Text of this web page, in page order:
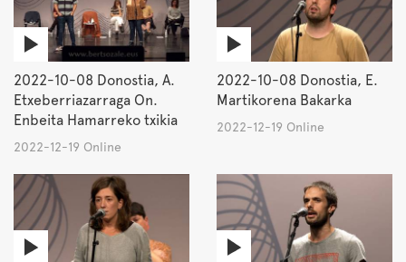
2022-10-08 Donostia, A.
Etxeberriazarraga On.
Enbeita Hamarreko txikia
2022-12-19 Online
2022-10-08 Donostia, E.
Martikorena Bakarka
2022-12-19 Online